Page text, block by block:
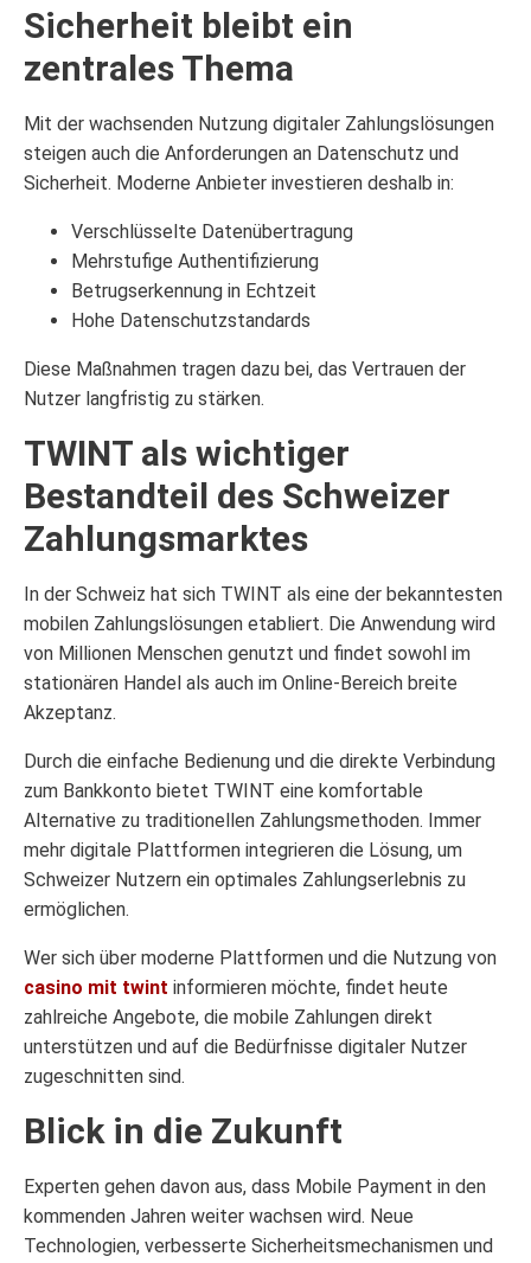
Sicherheit bleibt ein
zentrales Thema
Mit der wachsenden Nutzung digitaler Zahlungslösungen
steigen auch die Anforderungen an Datenschutz und
Sicherheit. Moderne Anbieter investieren deshalb in:
Verschlüsselte Datenübertragung
Mehrstufige Authentifizierung
Betrugserkennung in Echtzeit
Hohe Datenschutzstandards
Diese Maßnahmen tragen dazu bei, das Vertrauen der
Nutzer langfristig zu stärken.
TWINT als wichtiger
Bestandteil des Schweizer
Zahlungsmarktes
In der Schweiz hat sich TWINT als eine der bekanntesten
mobilen Zahlungslösungen etabliert. Die Anwendung wird
von Millionen Menschen genutzt und findet sowohl im
stationären Handel als auch im Online-Bereich breite
Akzeptanz.
Durch die einfache Bedienung und die direkte Verbindung
zum Bankkonto bietet TWINT eine komfortable
Alternative zu traditionellen Zahlungsmethoden. Immer
mehr digitale Plattformen integrieren die Lösung, um
Schweizer Nutzern ein optimales Zahlungserlebnis zu
ermöglichen.
Wer sich über moderne Plattformen und die Nutzung von
casino mit twint informieren möchte, findet heute
zahlreiche Angebote, die mobile Zahlungen direkt
unterstützen und auf die Bedürfnisse digitaler Nutzer
zugeschnitten sind.
Blick in die Zukunft
Experten gehen davon aus, dass Mobile Payment in den
kommenden Jahren weiter wachsen wird. Neue
Technologien, verbesserte Sicherheitsmechanismen und